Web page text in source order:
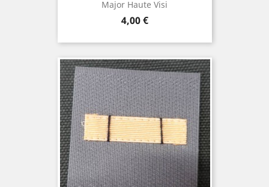
Major Haute Visi
Prix
4,00 €